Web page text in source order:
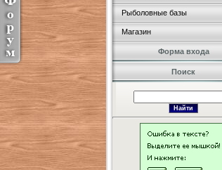
Рыболовные базы
Магазин
Форма входа
Поиск